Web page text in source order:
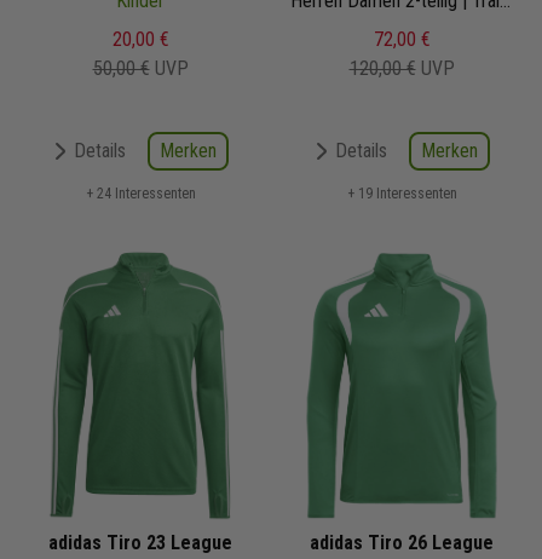
20,00 €
50,00 € UVP
Details Merken
+ 24 Interessenten
72,00 €
120,00 € UVP
Details Merken
+ 19 Interessenten
adidas Tiro 23 League
adidas Tiro 26 League